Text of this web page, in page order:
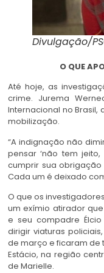
Divulgação/
O QUE
Até hoje, as
crime. Jurema
Internacional no
mobilização.
“A indignação não
pensar ‘não tem
cumprir sua obrigação
Cada um é deixado
O que os
um exímio atirador
e seu compadre
dirigir viaturas
de março e ficaram de
Estácio, na região
de Marielle.